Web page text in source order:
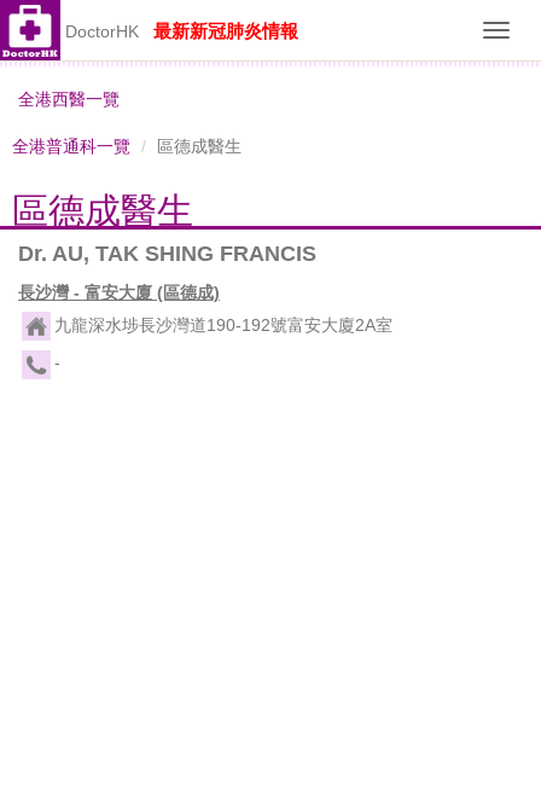
DoctorHK 最新新冠肺炎情報
全港西醫一覽
全港普通科一覽 區德成醫生
區德成醫生
Dr. AU, TAK SHING FRANCIS
長沙灣 - 富安大廈 (區德成)
九龍深水埗長沙灣道190-192號富安大廈2A室
-